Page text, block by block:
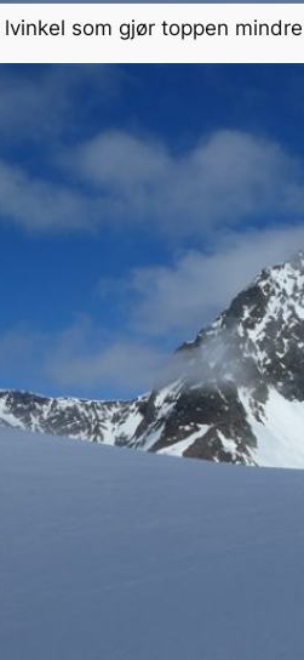
som gjør toppen